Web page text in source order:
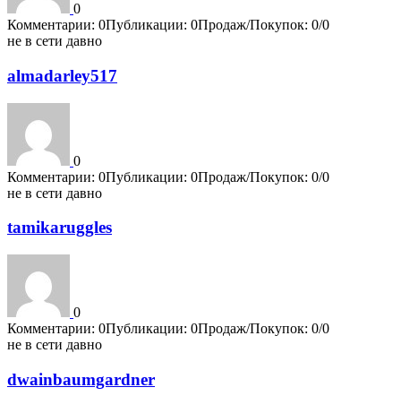
0
Комментарии: 0Публикации: 0Продаж/Покупок: 0/0
не в сети давно
almadarley517
0
Комментарии: 0Публикации: 0Продаж/Покупок: 0/0
не в сети давно
tamikaruggles
0
Комментарии: 0Публикации: 0Продаж/Покупок: 0/0
не в сети давно
dwainbaumgardner